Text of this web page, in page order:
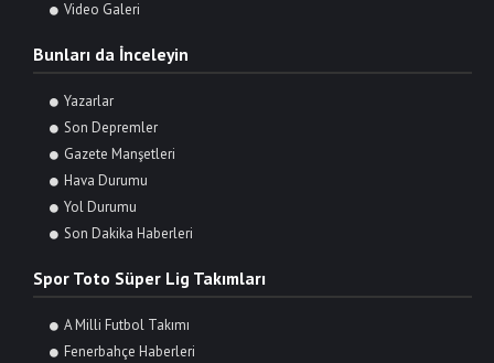
Video Galeri
Bunları da İnceleyin
Yazarlar
Son Depremler
Gazete Manşetleri
Hava Durumu
Yol Durumu
Son Dakika Haberleri
Spor Toto Süper Lig Takımları
A Milli Futbol Takımı
Fenerbahçe Haberleri